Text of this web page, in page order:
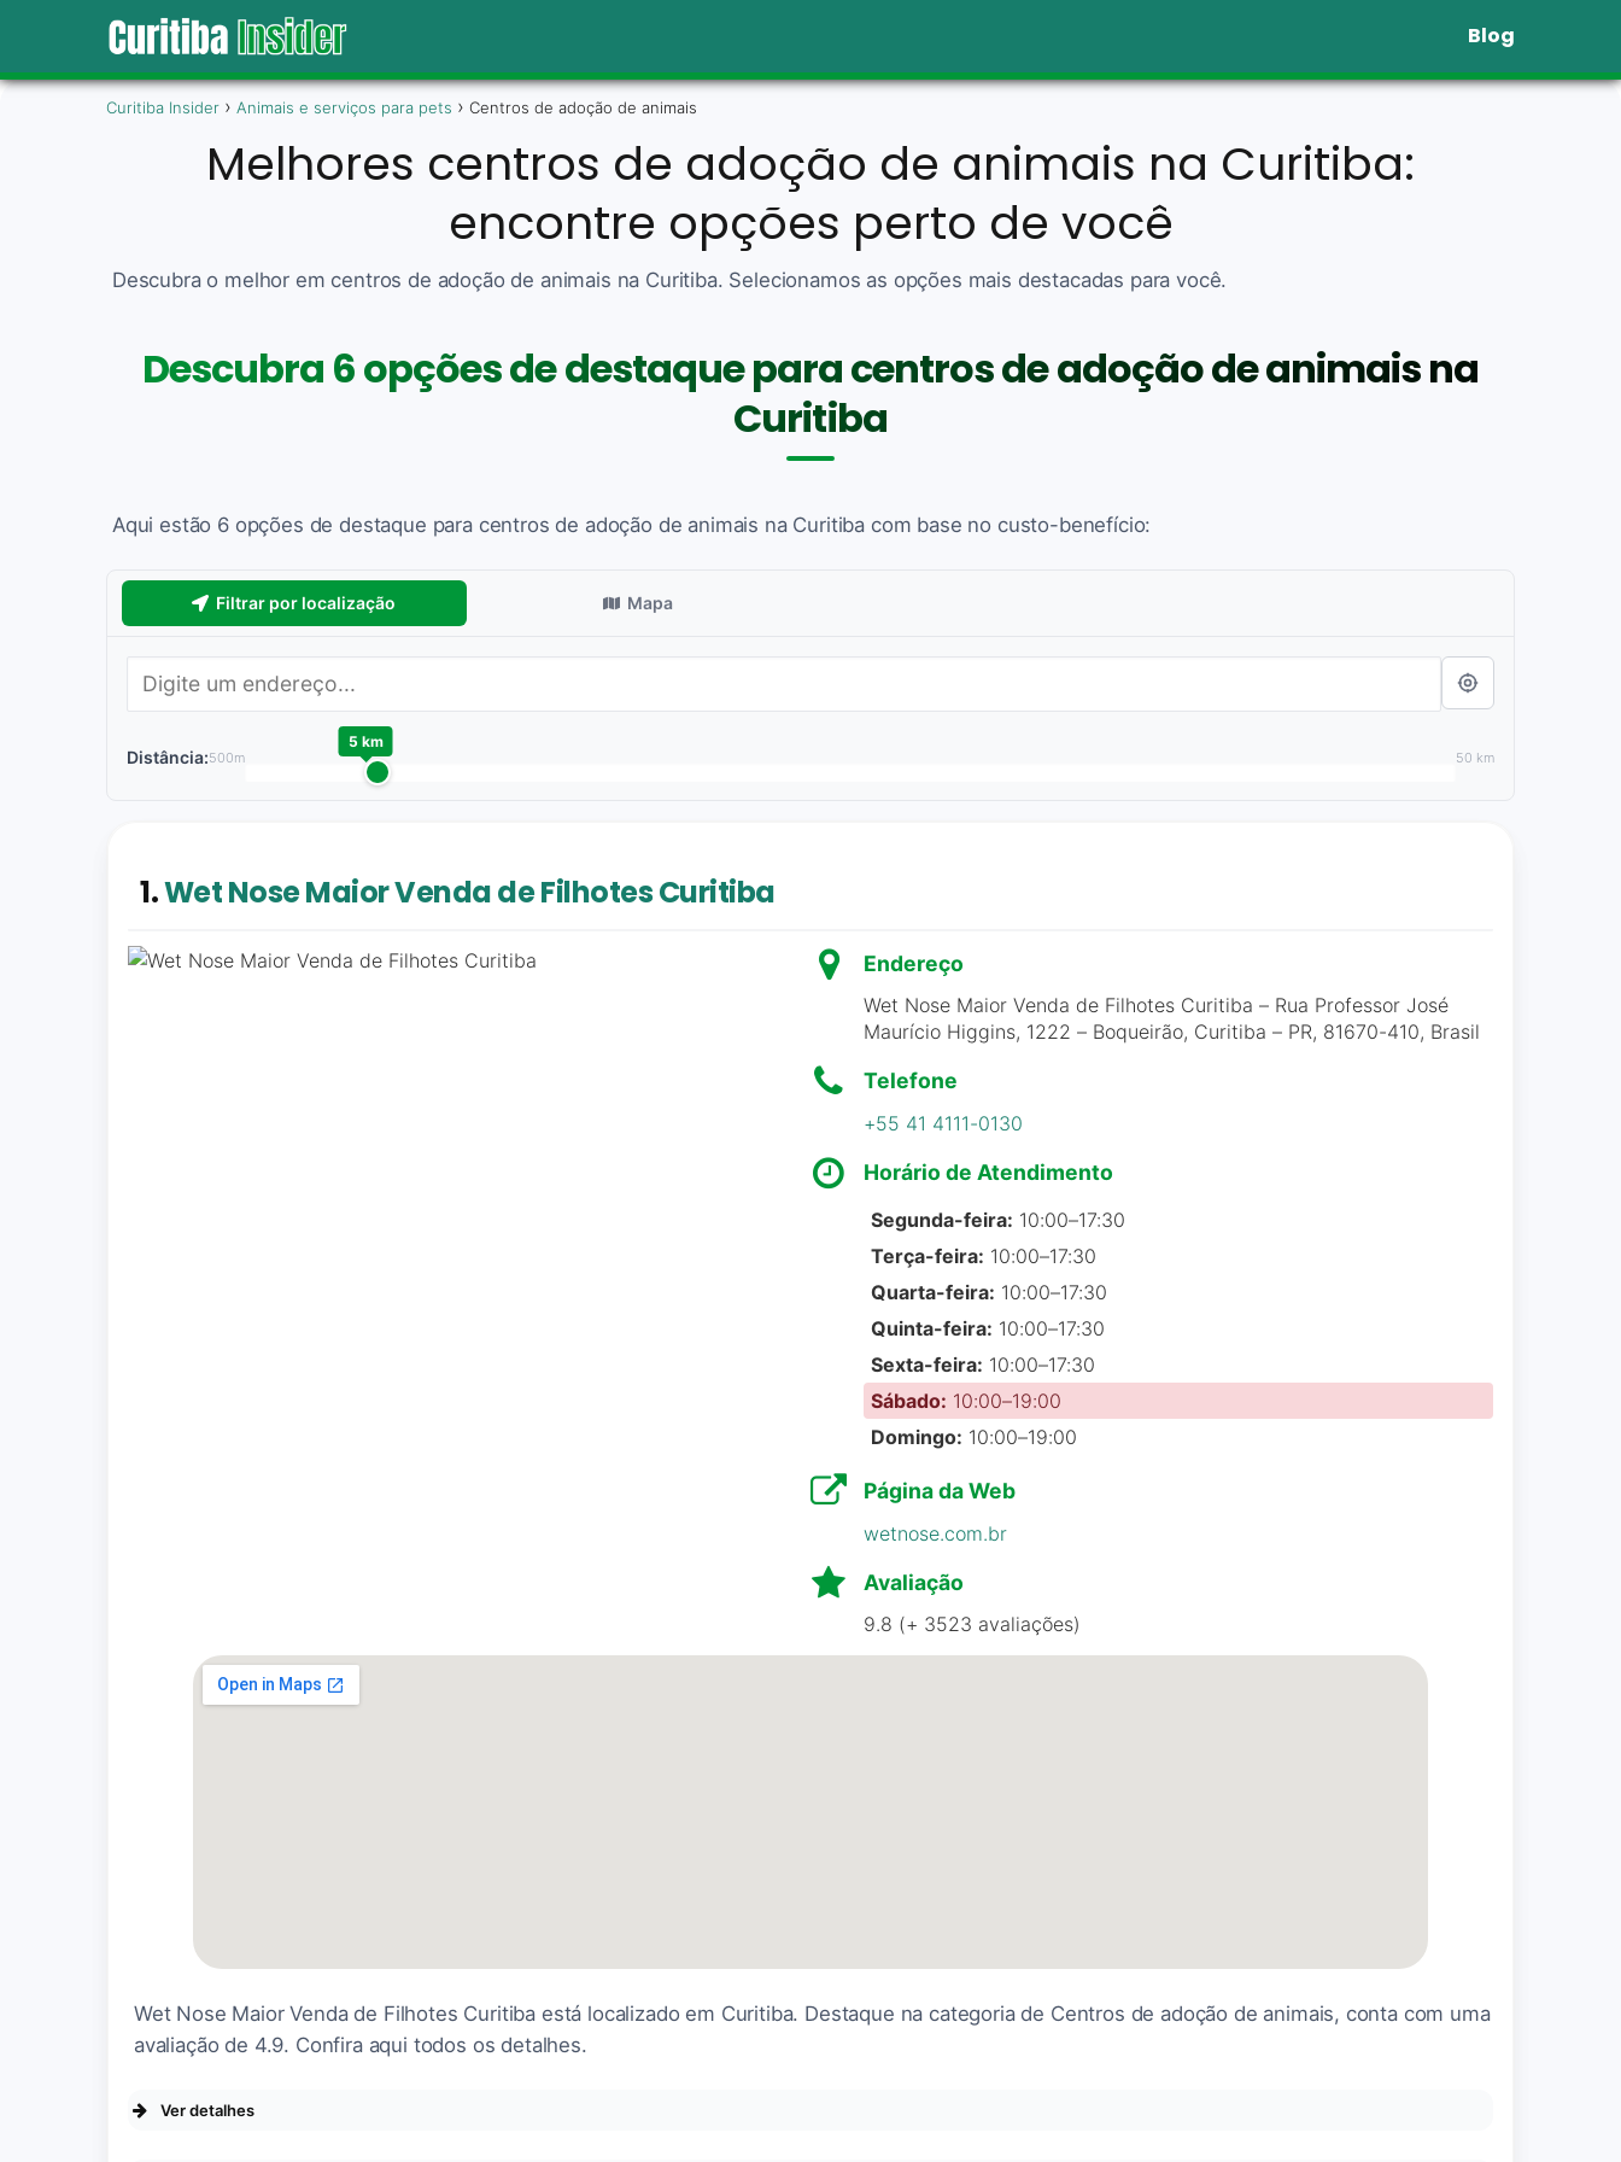
Blog
Curitiba Insider Animais e serviços para pets Centros de adoção de animais
Melhores centros de adoção de animais na Curitiba:
encontre opções perto de você
Descubra o melhor em centros de adoção de animais na Curitiba. Selecionamos as opções mais destacadas para você.
Descubra 6 opções de destaque para centros de adoção de animais na
Curitiba
Aqui estão 6 opções de destaque para centros de adoção de animais na Curitiba com base no custo-benefício:
Filtrar por localização Mapa
Distância:500m
5 km
50 km
1.Wet Nose Maior Venda de Filhotes Curitiba
Endereço
Wet Nose Maior Venda de Filhotes Curitiba – Rua Professor José
Maurício Higgins, 1222 – Boqueirão, Curitiba – PR, 81670-410, Brasil
Telefone
+55 41 4111-0130
Horário de Atendimento
Segunda-feira: 10:00–17:30
Terça-feira: 10:00–17:30
Quarta-feira: 10:00–17:30
Quinta-feira: 10:00–17:30
Sexta-feira: 10:00–17:30
Sábado: 10:00–19:00
Domingo: 10:00–19:00
Página da Web
wetnose.com.br
Avaliação
9.8 (+ 3523 avaliações)
Wet Nose Maior Venda de Filhotes Curitiba está localizado em Curitiba. Destaque na categoria de Centros de adoção de animais, conta com uma
avaliação de 4.9. Confira aqui todos os detalhes.
Ver detalhes